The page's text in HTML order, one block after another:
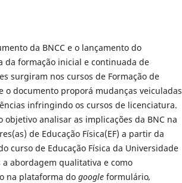
da BNCC e o lançamento do
da formação inicial e continuada de
surgiram nos cursos de Formação de
o documento proporá mudanças veiculadas
infringindo os cursos de licenciatura.
objetivo analisar as implicações da BNC na
de Educação Física(EF) a partir da
curso de Educação Física da Universidade
a abordagem qualitativa e como
na plataforma do google formulário,